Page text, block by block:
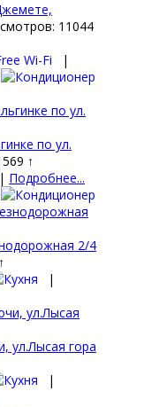
11044
|
по ул.
↑
| Подробнее...
2/4
|
ул.Лысая гора
|